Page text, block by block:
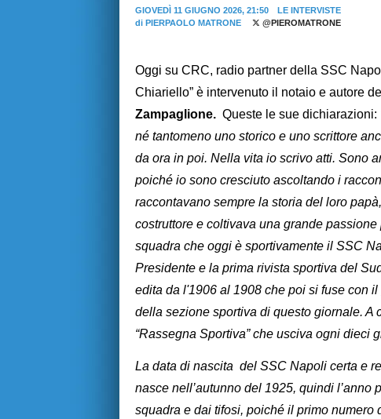
GIOVEDÌ 11 GIUGNO 2026, 21:50
LE INTERVISTE
di PIERPAOLO MATRONE @PIEROMATRONE
Oggi su CRC, radio partner della SSC
Chiariello” è intervenuto il notaio e autore
Zampaglione. Queste le sue dichiarazioni:
né tantomeno uno storico e uno scrittore
da ora in poi. Nella vita io scrivo atti. Sono
poiché io sono cresciuto ascoltando i
raccontavano sempre la storia del loro
costruttore e coltivava una grande
squadra che oggi è sportivamente il SSC
Presidente e la prima rivista sportiva del
edita da l'1906 al 1908 che poi si fuse con
della sezione sportiva di questo giornale. A
“Rassegna Sportiva” che usciva ogni dieci
La data di nascita del SSC Napoli certa e
nasce nell’autunno del 1925, quindi
squadra e dai tifosi, poiché il primo numero